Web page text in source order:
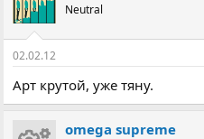
Neutral
02.02.12
Арт крутой, уже тяну.
omega supreme